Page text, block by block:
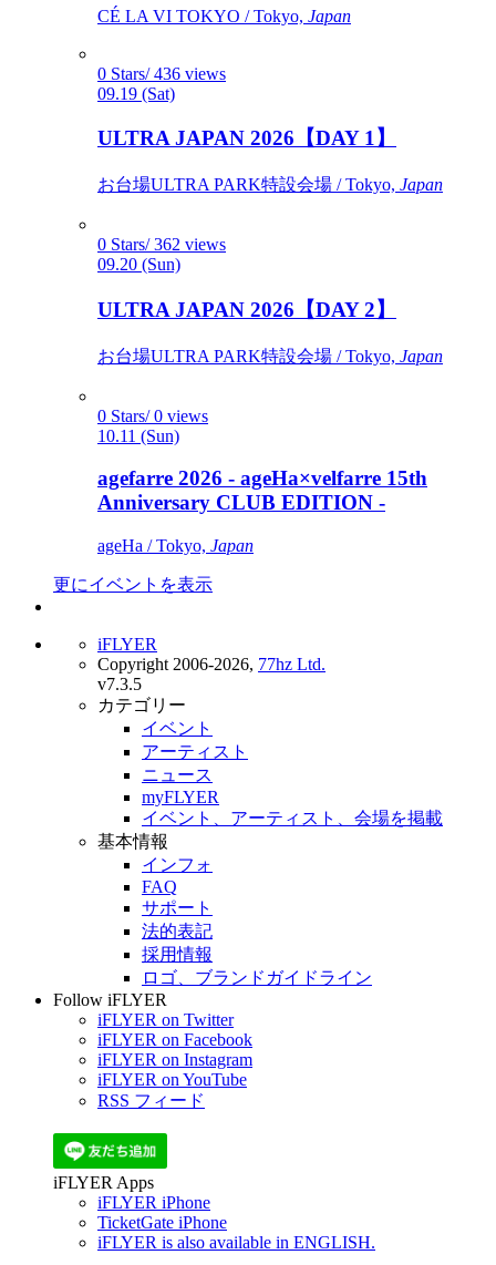
CÉ LA VI TOKYO / Tokyo, Japan
0 Stars/ 436 views
09.19 (Sat)
ULTRA JAPAN 2026【DAY 1】
お台場ULTRA PARK特設会場 / Tokyo, Japan
0 Stars/ 362 views
09.20 (Sun)
ULTRA JAPAN 2026【DAY 2】
お台場ULTRA PARK特設会場 / Tokyo, Japan
0 Stars/ 0 views
10.11 (Sun)
agefarre 2026 - ageHa×velfarre 15th
Anniversary CLUB EDITION -
ageHa / Tokyo, Japan
更にイベントを表示
iFLYER
Copyright 2006-2026, 77hz Ltd.
v7.3.5
カテゴリー
イベント
アーティスト
ニュース
myFLYER
イベント、アーティスト、会場を掲載
基本情報
インフォ
FAQ
サポート
法的表記
採用情報
ロゴ、ブランドガイドライン
Follow iFLYER
iFLYER on Twitter
iFLYER on Facebook
iFLYER on Instagram
iFLYER on YouTube
RSS フィード
iFLYER Apps
iFLYER iPhone
TicketGate iPhone
iFLYER is also available in ENGLISH.